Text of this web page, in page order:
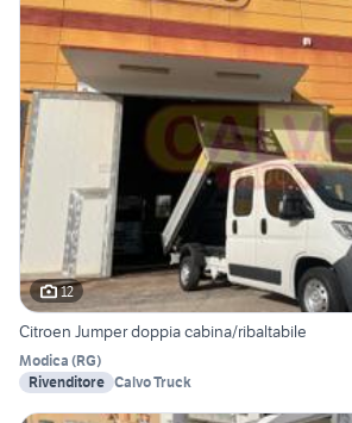
12
Citroen Jumper doppia cabina/ribaltabile
Modica (RG)
Rivenditore Calvo Truck